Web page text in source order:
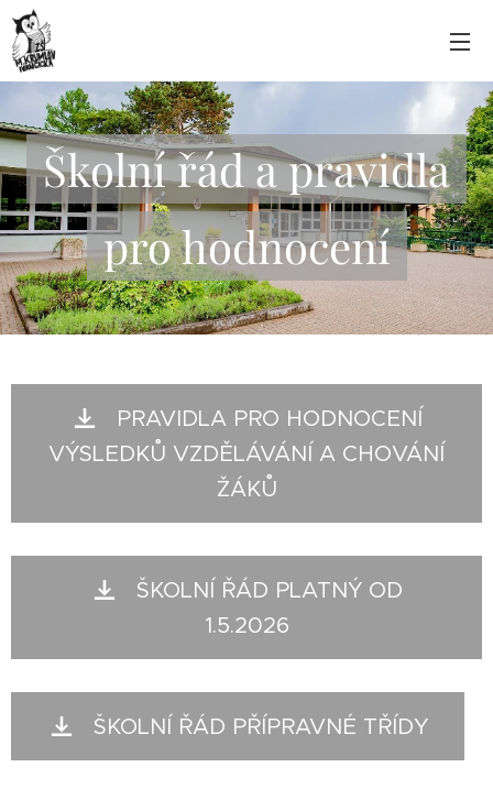
Školní řád a pravidla
pro hodnocení
PRAVIDLA PRO HODNOCENÍ
VÝSLEDKŮ VZDĚLÁVÁNÍ A CHOVÁNÍ
ŽÁKŮ
ŠKOLNÍ ŘÁD PLATNÝ OD
1.5.2026
ŠKOLNÍ ŘÁD PŘÍPRAVNÉ TŘÍDY